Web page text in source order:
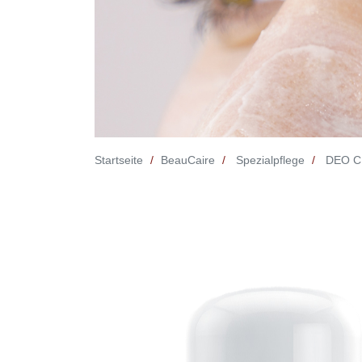
Startseite BeauCaire Spezialpflege DEO